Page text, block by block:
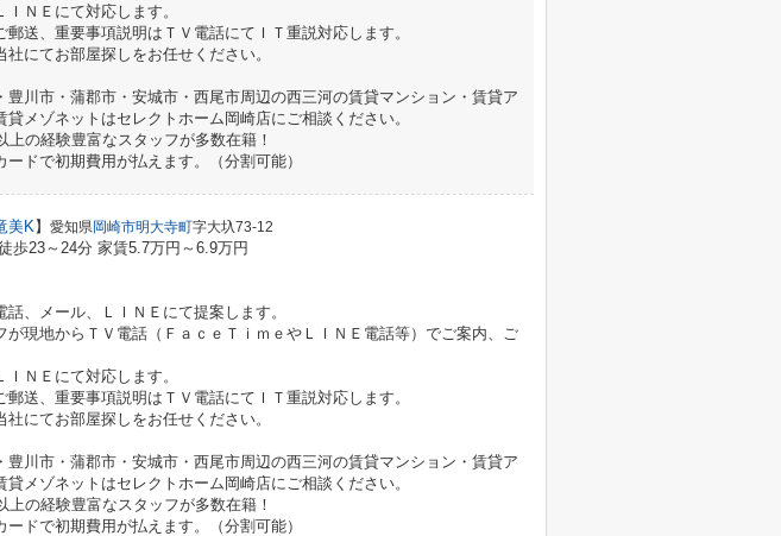
ＮＥにて対応します。
送、重要事項説明はＴＶ電話にてＩＴ重説対応します。
にてお部屋探しをお任せください。
豊川市・蒲郡市・安城市・西尾市周辺の西三河の賃貸マンション・賃貸ア
メゾネットはセレクトホーム岡崎店にご相談ください。
上の経験豊富なスタッフが多数在籍！
ドで初期費用が払えます。（分割可能）
美K】 愛知県岡崎市明大寺町字大圦73-12
歩23～24分 家賃5.7万円～6.9万円
、メール、ＬＩＮＥにて提案します。
現地からＴＶ電話（ＦａｃｅＴｉｍｅやＬＩＮＥ電話等）でご案内、ご
ＮＥにて対応します。
送、重要事項説明はＴＶ電話にてＩＴ重説対応します。
にてお部屋探しをお任せください。
豊川市・蒲郡市・安城市・西尾市周辺の西三河の賃貸マンション・賃貸ア
メゾネットはセレクトホーム岡崎店にご相談ください。
上の経験豊富なスタッフが多数在籍！
ドで初期費用が払えます。（分割可能）